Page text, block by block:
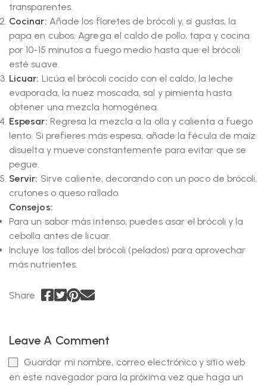
transparentes.
Cocinar: Añade los floretes de brócoli y, si gustas, la
papa en cubos. Agrega el caldo de pollo, tapa y cocina
por 10-15 minutos a fuego medio hasta que el brócoli
esté suave.
Licuar: Licúa el brócoli cocido con el caldo, la leche
evaporada, la nuez moscada, sal y pimienta hasta
obtener una mezcla homogénea.
Espesar: Regresa la mezcla a la olla y calienta a fuego
lento. Si prefieres más espesa, añade la fécula de maíz
disuelta y mueve constantemente para evitar que se
pegue.
Servir: Sirve caliente, decorando con un poco de brócoli,
crutones o queso rallado.
Consejos:
Para un sabor más intenso, puedes asar el brócoli y la
cebolla antes de licuar.
Incluye los tallos del brócoli (pelados) para aprovechar
más nutrientes.
Share
Leave A Comment
Guardar mi nombre, correo electrónico y sitio web
en este navegador para la próxima vez que haga un